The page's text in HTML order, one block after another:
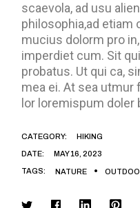
scaevola, ad usu
philosophia,ad etiam
mucius dolorm pro
imperdiet cum. Sit
probatus. Ut qui ca,
mea ei. At sea
lor loremispum doler
CATEGORY: HIKING
DATE: MAY 16, 2023
TAGS: NATURE